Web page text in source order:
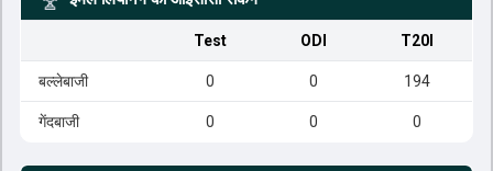
Test ODI T20I
बल्लेबाजी 0 0 194
गेंदबाजी 0 0 0